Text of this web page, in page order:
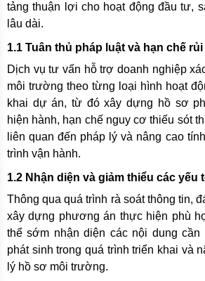
tảng thuận lợi cho hoạt động đầu tư,
lâu dài.
1.1 Tuân thủ pháp luật và hạn chế
Dịch vụ tư vấn hỗ trợ doanh nghiệp
môi trường theo từng loại hình hoạt
khai dự án, từ đó xây dựng hồ sơ
hiện hành, hạn chế nguy cơ thiếu sót
liên quan đến pháp lý và nâng cao
trình vận hành.
1.2 Nhận diện và giảm thiểu các yếu
Thông qua quá trình rà soát thông tin,
xây dựng phương án thực hiện phù
thể sớm nhận diện các nội dung cần
phát sinh trong quá trình triển khai và
lý hồ sơ môi trường.